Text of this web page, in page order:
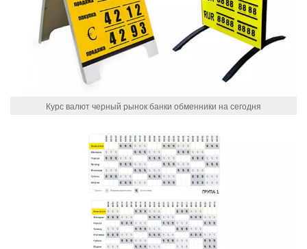
Курс валют черный рынок банки обменники на сегодня